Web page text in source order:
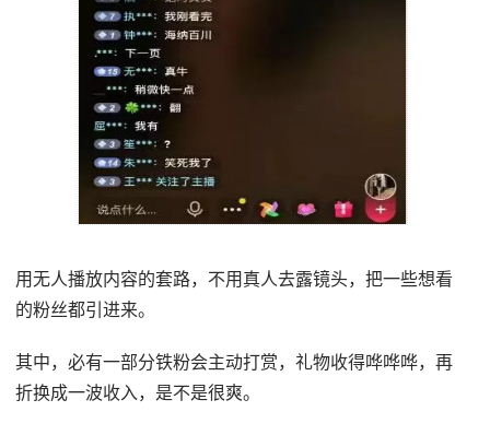
用无人播放内容的套路，不用真人去露镜头，把一些想看
的粉丝都引进来。
其中，必有一部分铁粉会主动打赏，礼物收得哗哗哗，再
折换成一波收入，是不是很爽。